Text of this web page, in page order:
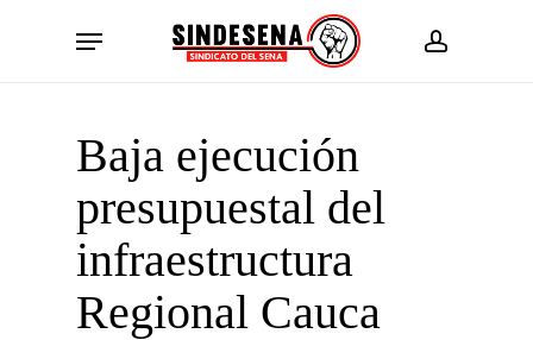
account
Menu
Baja ejecución
presupuestal del
infraestructura
Regional Cauca